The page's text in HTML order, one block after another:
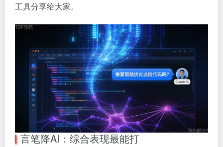
工具分享给大家。
言笔降AI：综合表现最能打